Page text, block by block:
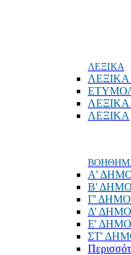
ΛΕΞΙΚΑ
ΛΕΞΙΚΑ
Α'
Β'
Γ'
Δ'
Ε'
ΣΤ'